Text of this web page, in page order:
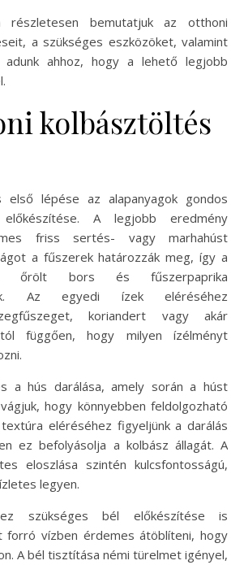
részletesen bemutatjuk az otthoni
a szükséges eszközöket, valamint
adunk ahhoz, hogy a lehető legjobb
kolbásztöltés
első lépése az alapanyagok gondos
A legjobb eredmény
friss sertés- vagy marhahúst
a fűszerek határozzák meg, így a
őrölt bors és fűszerpaprika
Az egyedi ízek eléréséhez
koriandert vagy akár
függően, hogy milyen ízélményt
a hús darálása, amely során a húst
hogy könnyebben feldolgozható
eléréséhez figyeljünk a darálás
ez befolyásolja a kolbász állagát. A
eloszlása szintén kulcsfontosságú,
legyen.
szükséges bél előkészítése is
forró vízben érdemes átöblíteni, hogy
A bél tisztítása némi türelmet igényel,